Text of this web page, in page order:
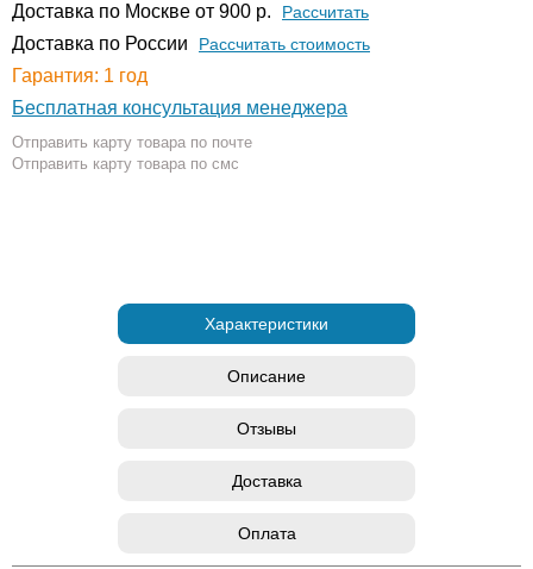
Доставка по Москве от 900 р. Расcчитать
Доставка по России Рассчитать стоимость
Гарантия: 1 год
Бесплатная консультация менеджера
Отправить карту товара по почте
Отправить карту товара по смс
Характеристики
Описание
Отзывы
Доставка
Оплата